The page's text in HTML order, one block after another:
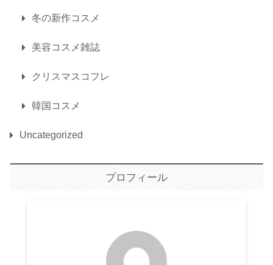
冬の新作コスメ
美容コスメ雑誌
クリスマスコフレ
韓国コスメ
Uncategorized
プロフィール